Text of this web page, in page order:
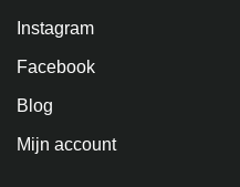
Instagram
Facebook
Blog
Mijn account